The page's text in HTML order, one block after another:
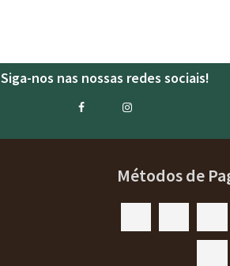
Siga-nos nas nossas redes sociais!
Métodos de